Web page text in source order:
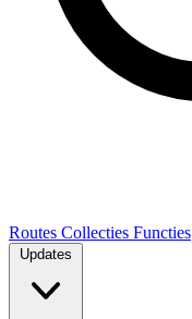
Routes Collecties Functies
Updates